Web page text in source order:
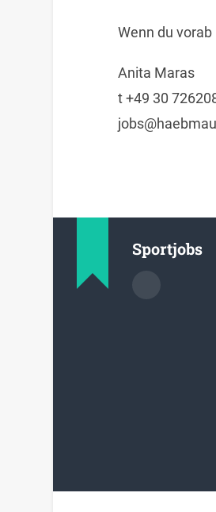
Wenn du
Anita Maras
t +49 30
Sportjobs